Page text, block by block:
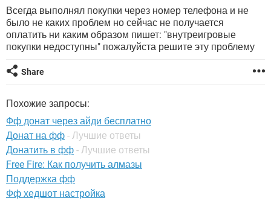
YANDEX
WINDOWS 10 ВКОНТАКТЕ
ВИДЕО GOOGLE
YANDEX
FACEBOOK ИГРЫ
ВКОНТАКТЕ
TIKTOK TELEGRAM
WHATSAPP INSTAGRAM
FACEBOOK ИГРЫ
WINDOWS 10
Всегда выполнял покупки через номер телефона и не
было не каких проблем но сейчас не получается
оплатить ни каким образом пишет: "внутреигровые
покупки недоступны" пожалуйста решите эту проблему
Share
Похожие запросы:
Фф донат через айди бесплатно
Донат на фф - Лучшие ответы
Донатить в фф - Лучшие ответы
Free Fire: Как получить алмазы
Поддержка фф
Фф хедшот настройка